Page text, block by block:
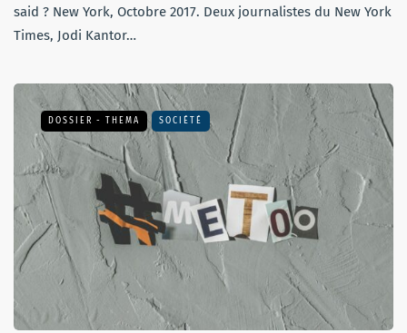
said ? New York, Octobre 2017. Deux journalistes du New York
Times, Jodi Kantor…
DOSSIER - THEMA SOCIÉTÉ